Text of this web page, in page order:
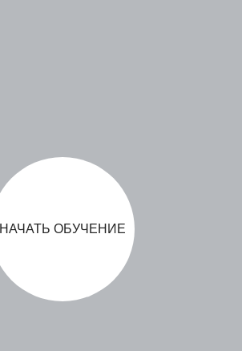
НАЧАТЬ ОБУЧЕНИЕ